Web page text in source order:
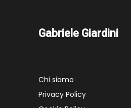
Gabriele Giardini
Chi siamo
Privacy Policy